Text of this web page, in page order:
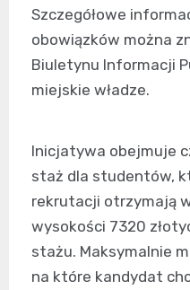
Szczegółowe
obowiązków można
Biuletynu Informacji
miejskie władze.
Inicjatywa obejmuje
staż dla studentów,
rekrutacji otrzymają
wysokości 7320
stażu. Maksymalnie
na które kandydat